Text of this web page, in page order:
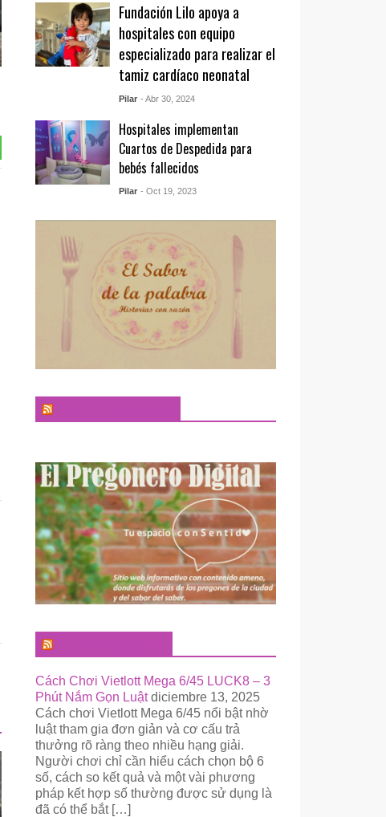
Fundación Lilo apoya a
hospitales con equipo
especializado para realizar el
tamiz cardíaco neonatal
Pilar - Abr 30, 2024
Hospitales implementan
Cuartos de Despedida para
bebés fallecidos
Pilar - Oct 19, 2023
Cách Chơi Vietlott Mega 6/45 LUCK8 – 3
Phút Nắm Gọn Luật diciembre 13, 2025
Cách chơi Vietlott Mega 6/45 nổi bật nhờ
luật tham gia đơn giản và cơ cấu trả
thưởng rõ ràng theo nhiều hạng giải.
Người chơi chỉ cần hiểu cách chọn bộ 6
số, cách so kết quả và một vài phương
pháp kết hợp số thường được sử dụng là
đã có thể bắt […]